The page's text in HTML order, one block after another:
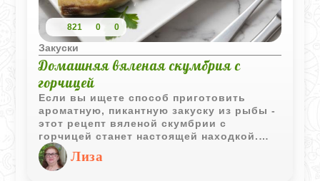
821 0 0
Закуски
Домашняя вяленая скумбрия с
горчицей
Если вы ищете способ приготовить
ароматную, пикантную закуску из рыбы -
этот рецепт вяленой скумбрии с
горчицей станет настоящей находкой.
Минимум ингредиентов, максимум вкуса -
всё, что нужно для домашнего
деликатеса, который не уступает
Лиза